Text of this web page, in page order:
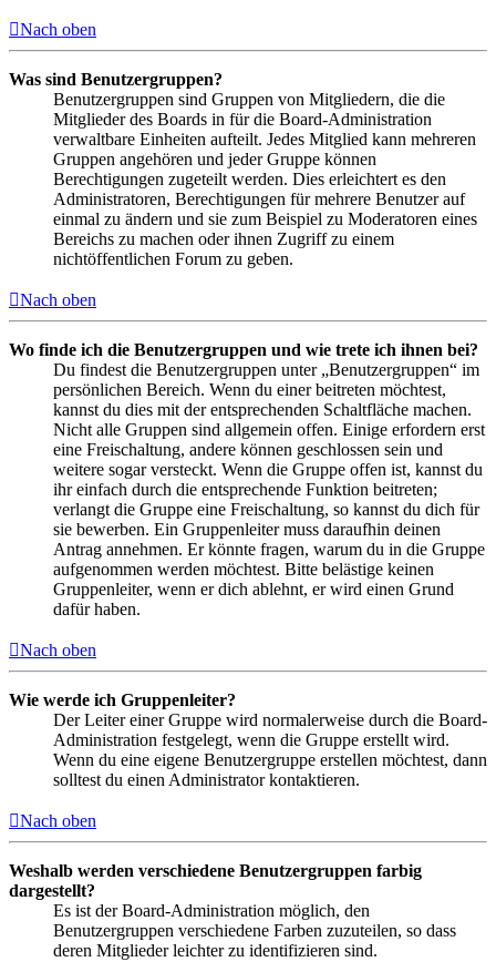
Nach oben
Was sind Benutzergruppen?
Benutzergruppen sind Gruppen von Mitgliedern, die die
Mitglieder des Boards in für die Board-Administration
verwaltbare Einheiten aufteilt. Jedes Mitglied kann mehreren
Gruppen angehören und jeder Gruppe können
Berechtigungen zugeteilt werden. Dies erleichtert es den
Administratoren, Berechtigungen für mehrere Benutzer auf
einmal zu ändern und sie zum Beispiel zu Moderatoren eines
Bereichs zu machen oder ihnen Zugriff zu einem
nichtöffentlichen Forum zu geben.
Nach oben
Wo finde ich die Benutzergruppen und wie trete ich ihnen bei?
Du findest die Benutzergruppen unter „Benutzergruppen“ im
persönlichen Bereich. Wenn du einer beitreten möchtest,
kannst du dies mit der entsprechenden Schaltfläche machen.
Nicht alle Gruppen sind allgemein offen. Einige erfordern erst
eine Freischaltung, andere können geschlossen sein und
weitere sogar versteckt. Wenn die Gruppe offen ist, kannst du
ihr einfach durch die entsprechende Funktion beitreten;
verlangt die Gruppe eine Freischaltung, so kannst du dich für
sie bewerben. Ein Gruppenleiter muss daraufhin deinen
Antrag annehmen. Er könnte fragen, warum du in die Gruppe
aufgenommen werden möchtest. Bitte belästige keinen
Gruppenleiter, wenn er dich ablehnt, er wird einen Grund
dafür haben.
Nach oben
Wie werde ich Gruppenleiter?
Der Leiter einer Gruppe wird normalerweise durch die Board-
Administration festgelegt, wenn die Gruppe erstellt wird.
Wenn du eine eigene Benutzergruppe erstellen möchtest, dann
solltest du einen Administrator kontaktieren.
Nach oben
Weshalb werden verschiedene Benutzergruppen farbig
dargestellt?
Es ist der Board-Administration möglich, den
Benutzergruppen verschiedene Farben zuzuteilen, so dass
deren Mitglieder leichter zu identifizieren sind.